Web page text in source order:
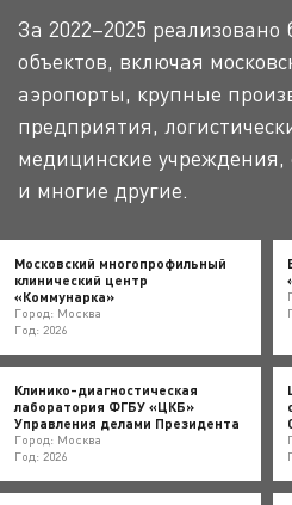
За 2022–2025 реализовано
объектов, включая
аэропорты, крупные
предприятия,
медицинские учреждения,
и многие другие.
Московский многопрофильный
клинический центр
«Коммунарка»
Город: Москва
Год: 2026
Клинико-диагностическая
лаборатория ФГБУ «ЦКБ»
Управления делами Президента
Город: Москва
Год: 2026